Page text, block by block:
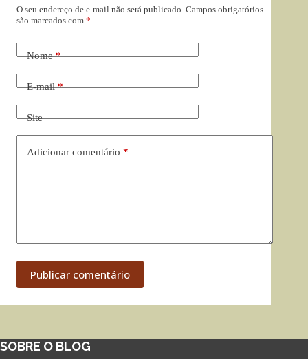
O seu endereço de e-mail não será publicado. Campos obrigatórios
são marcados com *
Nome*
E-mail*
Site
Adicionar comentário *
Publicar comentário
SOBRE O BLOG